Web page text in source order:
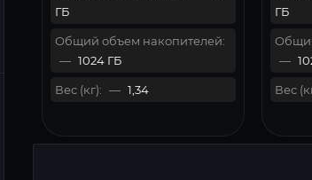
ГБ
Общий объем накопителей:
— 1024 ГБ
Вес (кг): — 1,34
ГБ
—
Вес